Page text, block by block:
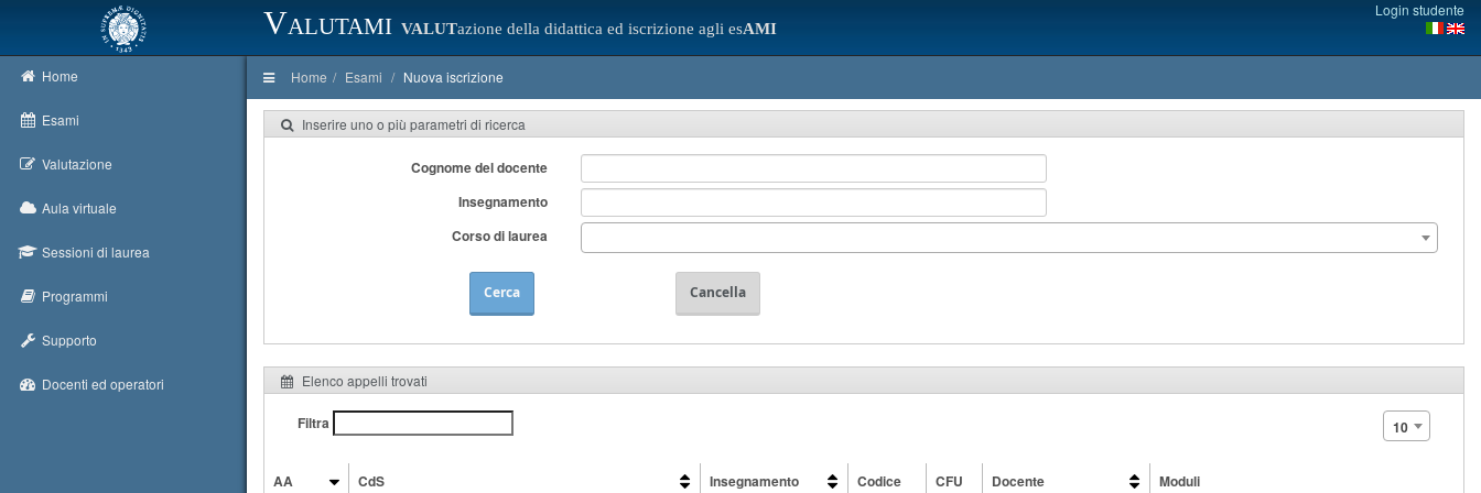
Valutami VALUTazione della didattica ed iscrizione agli esAMI
Login studente
Home
Esami
Valutazione
Aula virtuale
Sessioni di laurea
Programmi
Supporto
Docenti ed operatori
Home Esami Nuova iscrizione
Inserire uno o più parametri di ricerca
Cognome del docente
Insegnamento
Corso di laurea
Cerca Cancella
Elenco appelli trovati
Filtra 10
AA CdS Insegnamento Codice CFU Docente
Moduli